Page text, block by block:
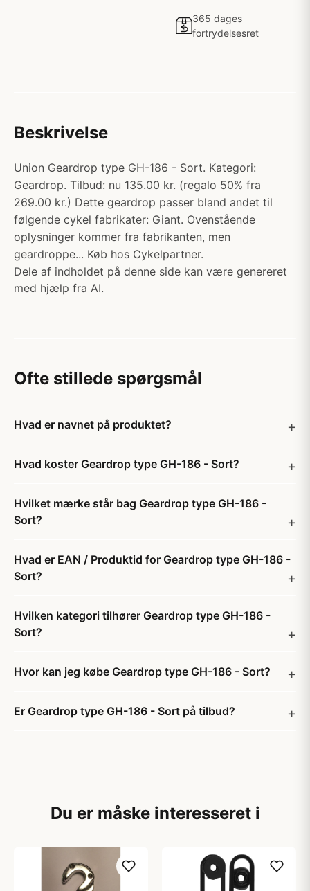
365 dages
fortrydelsesret
Beskrivelse
Union Geardrop type GH-186 - Sort. Kategori:
Geardrop. Tilbud: nu 135.00 kr. (regalo 50% fra
269.00 kr.) Dette geardrop passer bland andet til
følgende cykel fabrikater: Giant. Ovenstående
oplysninger kommer fra fabrikanten, men
geardroppe... Køb hos Cykelpartner.
Dele af indholdet på denne side kan være genereret
med hjælp fra AI.
Ofte stillede spørgsmål
Hvad er navnet på produktet?
Hvad koster Geardrop type GH-186 - Sort?
Hvilket mærke står bag Geardrop type GH-186 -
Sort?
Hvad er EAN / Produktid for Geardrop type GH-186 -
Sort?
Hvilken kategori tilhører Geardrop type GH-186 -
Sort?
Hvor kan jeg købe Geardrop type GH-186 - Sort?
Er Geardrop type GH-186 - Sort på tilbud?
Du er måske interesseret i